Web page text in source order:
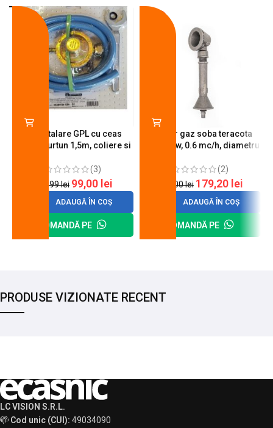
Kit instalare GPL cu ceas
butelie, furtun 1,5m, coliere si
(3)
120,99lei 99,00 lei
ADAUGĂ ÎN COȘ
COMANDĂ PE
Arzator gaz soba teracota
A600, 6 kw, 0.6 mc/h, diametru
(2)
200,00lei 179,20 lei
ADAUGĂ ÎN COȘ
COMANDĂ PE
PRODUSE VIZIONATE RECENT
LC VISION S.R.L.
Cod unic (CUI): 49034090